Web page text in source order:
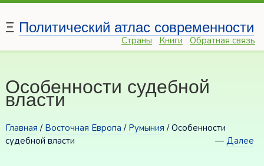
Ξ Политический атлас современности
Страны Книги Обратная связь
Особенности судебной
власти
Главная / Восточная Европа / Румыния / Особенности
судебной власти
—Далее